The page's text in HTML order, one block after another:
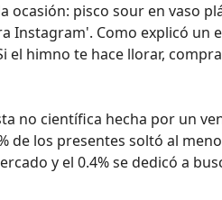
pisco sour en vaso
Instagram'. Como explicó un
himno te hace llorar,
no científica hecha por un
de los presentes soltó al
y el 0.4% se dedicó a